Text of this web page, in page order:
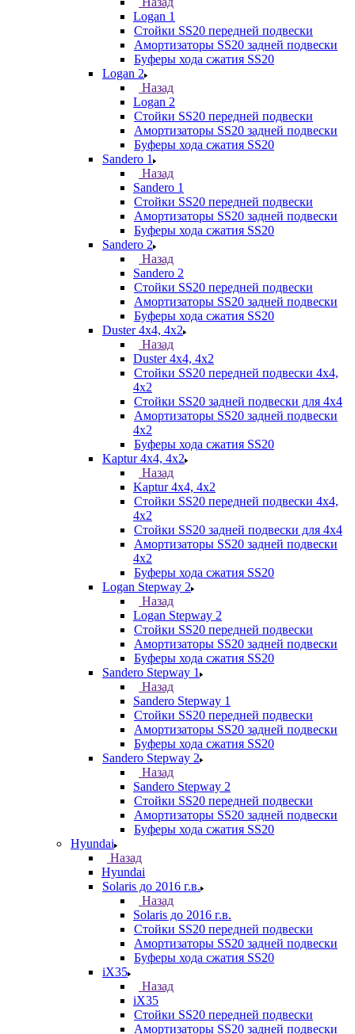
Logan 1
Стойки SS20 передней подвески
Амортизаторы SS20 задней подвески
Буферы хода сжатия SS20
Logan 2
Назад
Logan 2
Стойки SS20 передней подвески
Амортизаторы SS20 задней подвески
Буферы хода сжатия SS20
Sandero 1
Назад
Sandero 1
Стойки SS20 передней подвески
Амортизаторы SS20 задней подвески
Буферы хода сжатия SS20
Sandero 2
Назад
Sandero 2
Стойки SS20 передней подвески
Амортизаторы SS20 задней подвески
Буферы хода сжатия SS20
Duster 4х4, 4x2
Назад
Duster 4х4, 4x2
Стойки SS20 передней подвески 4х4,
4x2
Стойки SS20 задней подвески для 4х4
Амортизаторы SS20 задней подвески
4х2
Буферы хода сжатия SS20
Kaptur 4х4, 4х2
Назад
Kaptur 4х4, 4х2
Стойки SS20 передней подвески 4х4,
4x2
Стойки SS20 задней подвески для 4х4
Амортизаторы SS20 задней подвески
4х2
Буферы хода сжатия SS20
Logan Stepway 2
Назад
Logan Stepway 2
Стойки SS20 передней подвески
Амортизаторы SS20 задней подвески
Буферы хода сжатия SS20
Sandero Stepway 1
Назад
Sandero Stepway 1
Стойки SS20 передней подвески
Амортизаторы SS20 задней подвески
Буферы хода сжатия SS20
Sandero Stepway 2
Назад
Sandero Stepway 2
Стойки SS20 передней подвески
Амортизаторы SS20 задней подвески
Буферы хода сжатия SS20
Hyundai
Назад
Hyundai
Solaris до 2016 г.в.
Назад
Solaris до 2016 г.в.
Стойки SS20 передней подвески
Амортизаторы SS20 задней подвески
Буферы хода сжатия SS20
iX35
Назад
iX35
Стойки SS20 передней подвески
Амортизаторы SS20 задней подвески